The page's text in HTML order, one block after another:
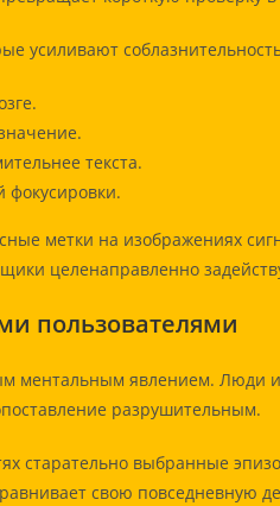
усиливают
текста.
фокусировки.
метки на изображениях
целенаправленно
пользователями
ментальным явлением. Люди
разрушительным.
старательно выбранные
свою повседневную